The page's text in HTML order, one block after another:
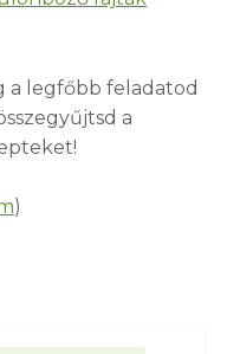
a legfőbb feladatod
a
)